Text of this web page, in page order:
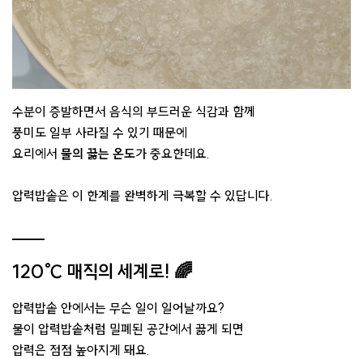
수분이 증발하면서 음식의 부드러운 식감과 함께
풍미도 일부 사라질 수 있기 때문에
요리에서 물의 끓는 온도가 중요한데요.
압력밥솥은 이 한계를 완벽하게 극복할 수 있답니다.
120℃ 매직의 세계로! 🌈
압력밥솥 안에서는 무슨 일이 일어날까요?
물이 압력밥솥처럼 밀폐된 공간에서 끓게 되면
압력은 점점 높아지게 돼요.